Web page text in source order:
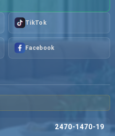
TikTok
Facebook
2470-1470-19